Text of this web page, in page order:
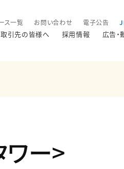
ス一覧 お問い合わせ 電子公告
取引先の皆様へ 採用情報 広告・
ワー>